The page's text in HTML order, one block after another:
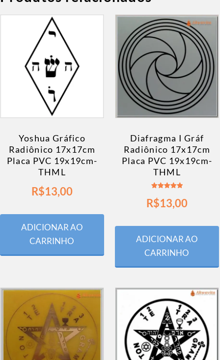
Yoshua Gráfico
Radiônico 17x17cm
Placa PVC 19x19cm-
THML
R$13,00
ADICIONAR AO
CARRINHO
Diafragma I Gráf
Radiônico 17x17cm
Placa PVC 19x19cm-
THML
5.00
de 5
R$13,00
ADICIONAR AO
CARRINHO